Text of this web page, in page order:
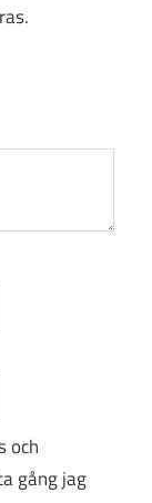
och
gång jag